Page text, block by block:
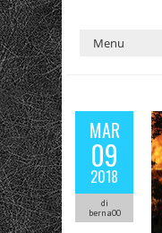
MAR
09
2018
di
berna00